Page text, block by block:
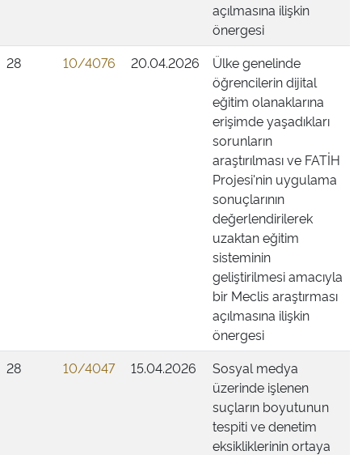
açılmasına ilişkin
önergesi
28
10/4076 20.04.2026
Ülke genelinde
öğrencilerin dijital
eğitim olanaklarına
erişimde yaşadıkları
sorunların
araştırılması ve FATİH
Projesi'nin uygulama
sonuçlarının
değerlendirilerek
uzaktan eğitim
sisteminin
geliştirilmesi amacıyla
bir Meclis araştırması
açılmasına ilişkin
önergesi
28
10/4047 15.04.2026
Sosyal medya
üzerinde işlenen
suçların boyutunun
tespiti ve denetim
eksikliklerinin ortaya